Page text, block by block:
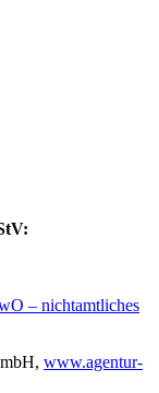
– nichtamtliches
www.agentur-